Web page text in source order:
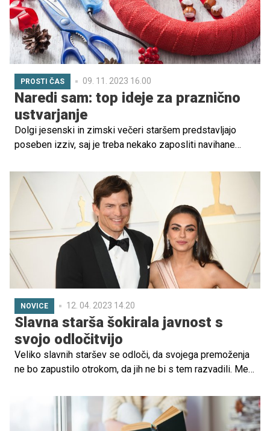
svojim otrokom prižgati iskrice sreče v očeh, jih odpeljite
v (vsaj) eno od najlepše okrašenih mest, kjer boste
skupaj ustvarili nepozabne spomine. Ste za? Gremo?
PROSTI ČAS 09. 11. 2023 16.00
Naredi sam: top ideje za praznično
ustvarjanje
Dolgi jesenski in zimski večeri staršem predstavljajo
poseben izziv, saj je treba nekako zaposliti navihane
Glede na to, da nas od praznikov loči le še nekaj tednov,
se lahko s skupnimi močmi lotite božično-novoletnega
ustvarjanja in tako okrepite svoj odnos ter ustvarite
čarobno praznično vzdušje, ki ga otroci zagotovo nikoli
ne bodo pozabili. Ponujamo nekaj kreativnih idej, preverili
pa smo tudi, kam se odpraviti po pripomočke za
ustvarjanje.
NOVICE 12. 04. 2023 14.20
Slavna starša šokirala javnost s
svojo odločitvijo
Veliko slavnih staršev se odloči, da svojega premoženja
ne bo zapustilo otrokom, da jih ne bi s tem razvadili. Med